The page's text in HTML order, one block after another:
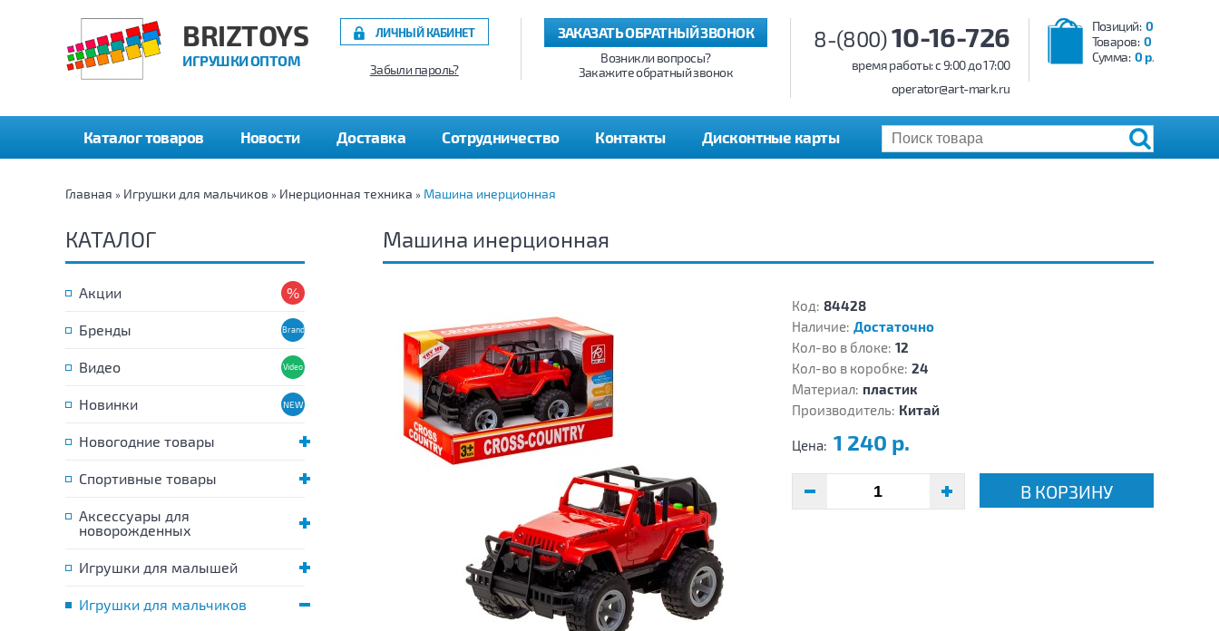
BRIZTOYS
ИГРУШКИ ОПТОМ
Позиций: 0
Товаров: 0
Сумма: 0 р.
8-(800)10-16-726
время работы: c 9:00 до 17:00
operator@art-mark.ru
ЗАКАЗАТЬ ОБРАТНЫЙ ЗВОНОК
Возникли вопросы?
Закажите обратный звонок
ЛИЧНЫЙ КАБИНЕТ
Забыли пароль?
Каталог товаров Новости Доставка Сотрудничество Контакты Дисконтные карты
Главная » Игрушки для мальчиков » Инерционная техника » Машина инерционная
КАТАЛОГ
Акции
Бренды
Видео
Новинки
Новогодние товары
Спортивные товары
Аксессуары для
новорожденных
Игрушки для малышей
Игрушки для мальчиков
Машина инерционная
Код: 84428
Наличие: Достаточно
Кол-во в блоке: 12
Кол-во в коробке: 24
Материал: пластик
Производитель: Китай
Цена: 1 240 р.
В КОРЗИНУ